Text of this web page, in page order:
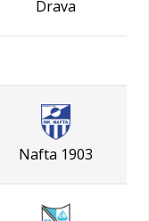
Drava
Nafta 1903